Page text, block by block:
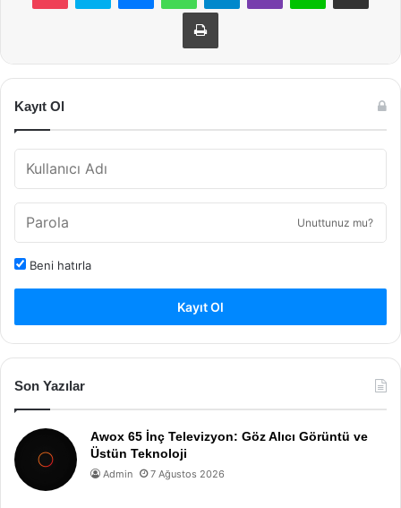
Yazdır
Kayıt Ol
Unuttunuz mu?
Beni hatırla
Kayıt Ol
Son Yazılar
Awox 65 İnç Televizyon: Göz Alıcı Görüntü ve
Üstün Teknoloji
Admin 7 Ağustos 2026